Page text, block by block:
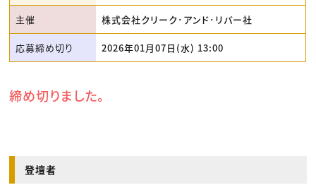
主催 株式会社クリーク･アンド･リバー社
応募締め切り 2026年01月07日(水) 13:00
締め切りました。
登壇者